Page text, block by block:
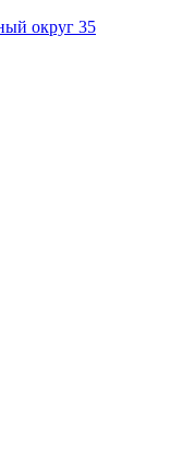
округ 35